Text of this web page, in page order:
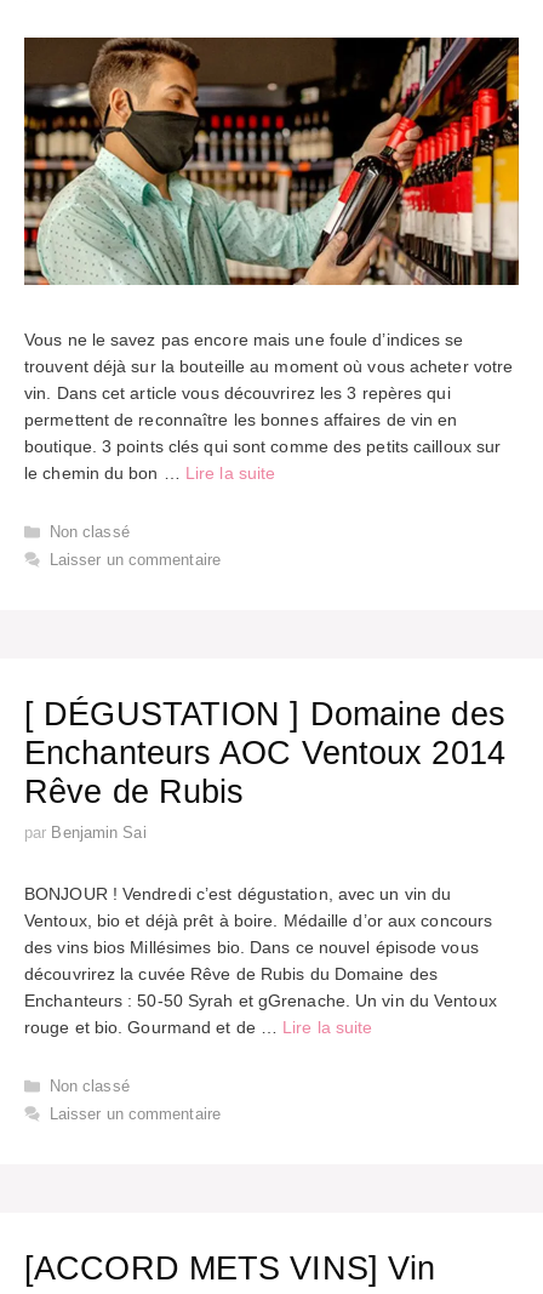
Vous ne le savez pas encore mais une foule d’indices se
trouvent déjà sur la bouteille au moment où vous acheter votre
vin. Dans cet article vous découvrirez les 3 repères qui
permettent de reconnaître les bonnes affaires de vin en
boutique. 3 points clés qui sont comme des petits cailloux sur
le chemin du bon … Lire la suite
Catégories
Non classé
Laisser un commentaire
[ DÉGUSTATION ] Domaine des
Enchanteurs AOC Ventoux 2014
Rêve de Rubis
par Benjamin Sai
BONJOUR ! Vendredi c’est dégustation, avec un vin du
Ventoux, bio et déjà prêt à boire. Médaille d’or aux concours
des vins bios Millésimes bio. Dans ce nouvel épisode vous
découvrirez la cuvée Rêve de Rubis du Domaine des
Enchanteurs : 50-50 Syrah et gGrenache. Un vin du Ventoux
rouge et bio. Gourmand et de … Lire la suite
Catégories
Non classé
Laisser un commentaire
[ACCORD METS VINS] Vin